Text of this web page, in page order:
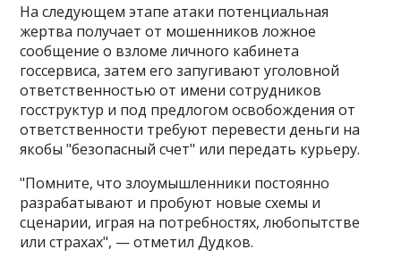
На следующем этапе атаки потенциальная
жертва получает от мошенников ложное
сообщение о взломе личного кабинета
госсервиса, затем его запугивают уголовной
ответственностью от имени сотрудников
госструктур и под предлогом освобождения от
ответственности требуют перевести деньги на
якобы "безопасный счет" или передать курьеру.
"Помните, что злоумышленники постоянно
разрабатывают и пробуют новые схемы и
сценарии, играя на потребностях, любопытстве
или страхах", — отметил Дудков.